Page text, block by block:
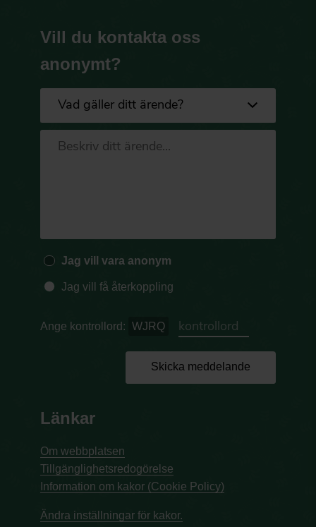
Vill du kontakta oss
anonymt?
Jag vill vara anonym
Jag vill få återkoppling
Ange kontrollord: WJRQ
Skicka meddelande
Länkar
Om webbplatsen
Tillgänglighetsredogörelse
Information om kakor (Cookie Policy)
Ändra inställningar för kakor.